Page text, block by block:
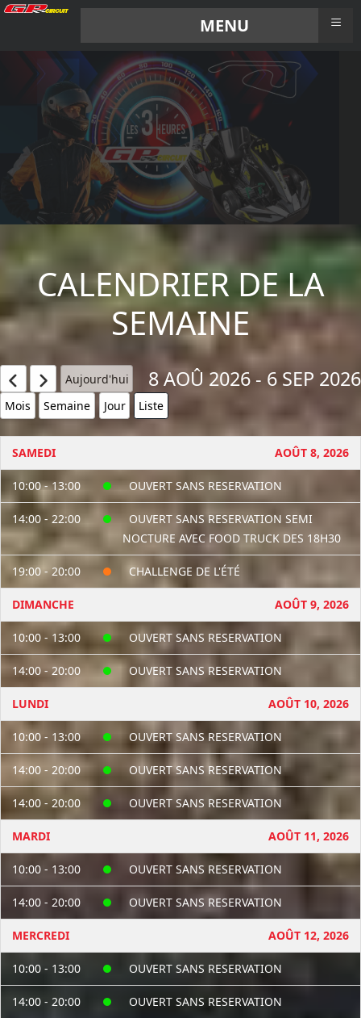
MENU ≡
Les 3 heures de l'automne GP
C'est le 31 octobre !
CALENDRIER DE LA
SEMAINE
Aujourd'hui 8 AOÛ 2026 - 6 SEP 2026
Mois Semaine Jour Liste
SAMEDI AOÛT 8, 2026
10:00 - 13:00 OUVERT SANS RESERVATION
14:00 - 22:00
OUVERT SANS RESERVATION SEMI
NOCTURE AVEC FOOD TRUCK DES 18H30
19:00 - 20:00 CHALLENGE DE L'ÉTÉ
DIMANCHE AOÛT 9, 2026
10:00 - 13:00 OUVERT SANS RESERVATION
14:00 - 20:00 OUVERT SANS RESERVATION
LUNDI AOÛT 10, 2026
10:00 - 13:00 OUVERT SANS RESERVATION
14:00 - 20:00 OUVERT SANS RESERVATION
14:00 - 20:00 OUVERT SANS RESERVATION
MARDI AOÛT 11, 2026
10:00 - 13:00 OUVERT SANS RESERVATION
14:00 - 20:00 OUVERT SANS RESERVATION
MERCREDI AOÛT 12, 2026
10:00 - 13:00 OUVERT SANS RESERVATION
14:00 - 20:00 OUVERT SANS RESERVATION